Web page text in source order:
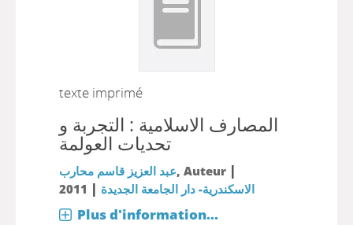
texte imprimé
المصارف الاسلامية : التجربة و
تحديات العولمة
عبد العزيز قاسم محارب, Auteur |
الاسكندرية- دار الجامعة الجديدة |
2011
Plus d'information...